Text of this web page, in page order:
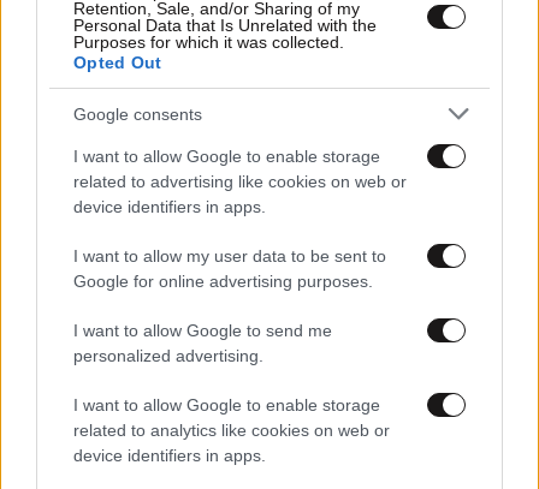
Retention, Sale, and/or Sharing of my
Personal Data that Is Unrelated with the
Purposes for which it was collected.
Opted Out
Google consents
I want to allow Google to enable storage
related to advertising like cookies on web or
device identifiers in apps.
I want to allow my user data to be sent to
Google for online advertising purposes.
I want to allow Google to send me
personalized advertising.
I want to allow Google to enable storage
related to analytics like cookies on web or
device identifiers in apps.
Ο κόσμος μίλησε για τη συναυλία των Metallica – Άλλοι
ενθουσιάστηκαν κι άλλοι απογοητεύτηκαν – Δείτε το